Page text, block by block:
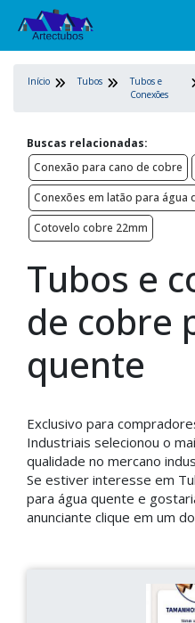
Início Tubos
Tubos e
Conexões
Buscas relacionadas:
Conexão para cano de cobre
Conexões em latão para água
Cotovelo cobre 22mm
Tubos e
de cobre
quente
Exclusivo para
Industriais selecionou o
qualidade no mercano
Se estiver interesse em
para água quente e
anunciante clique em um